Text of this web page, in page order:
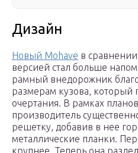
Дизайн
Новый Mohave в
версией стал больше
рамный внедорожник
размерам кузова, который
очертания. В рамках
производитель
решетку, добавив в нее
металлические планки.
крупнее. Теперь она